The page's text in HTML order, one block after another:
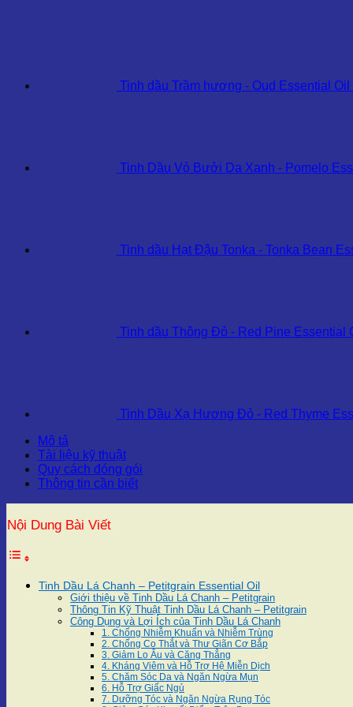
Tinh dầu Trầm hương - Oud Essential Oil
Tinh Dầu Vỏ Bưởi Da Xanh - Pomelo
Tinh dầu Hạt Đậu Tonka - Tonka Bean
Tinh dầu Thông Đỏ - Red Pine Essential
Tinh Dầu Xạ Hương Đỏ - Red Thyme
Mô tả
Tài liệu kỹ thuật
Quy cách đóng gói
Thông tin cần biết
Nội Dung Bài Viết
Tinh Dầu Lá Chanh – Petitgrain Essential Oil
Giới thiệu về Tinh Dầu Lá Chanh – Petitgrain
Thông Tin Kỹ Thuật Tinh Dầu Lá Chanh – Petitgrain
Công Dụng và Lợi Ích của Tinh Dầu Lá Chanh
1. Chống Nhiễm Khuẩn và Nhiễm Trùng
2. Chống Co Thắt và Thư Giãn Cơ Bắp
3. Giảm Lo Âu và Căng Thẳng
4. Kháng Viêm và Hỗ Trợ Hệ Miễn Dịch
5. Chăm Sóc Da và Ngăn Ngừa Mụn
6. Hỗ Trợ Giấc Ngủ
7. Dưỡng Tóc và Ngăn Ngừa Rụng Tóc